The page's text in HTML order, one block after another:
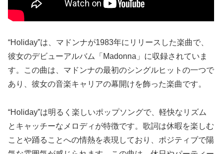
“Holiday”は、マドンナが1983年にリリースした楽曲で、
彼女のデビューアルバム「Madonna」に収録されていま
す。この曲は、マドンナの最初のシングルヒットの一つで
あり、彼女の音楽キャリアの幕開けを飾った楽曲です。
“Holiday”は明るく楽しいポップソングで、軽快なリズム
とキャッチーなメロディが特徴です。歌詞は休暇を楽しむ
ことや踊ることへの情熱を表現しており、ポジティブで陽